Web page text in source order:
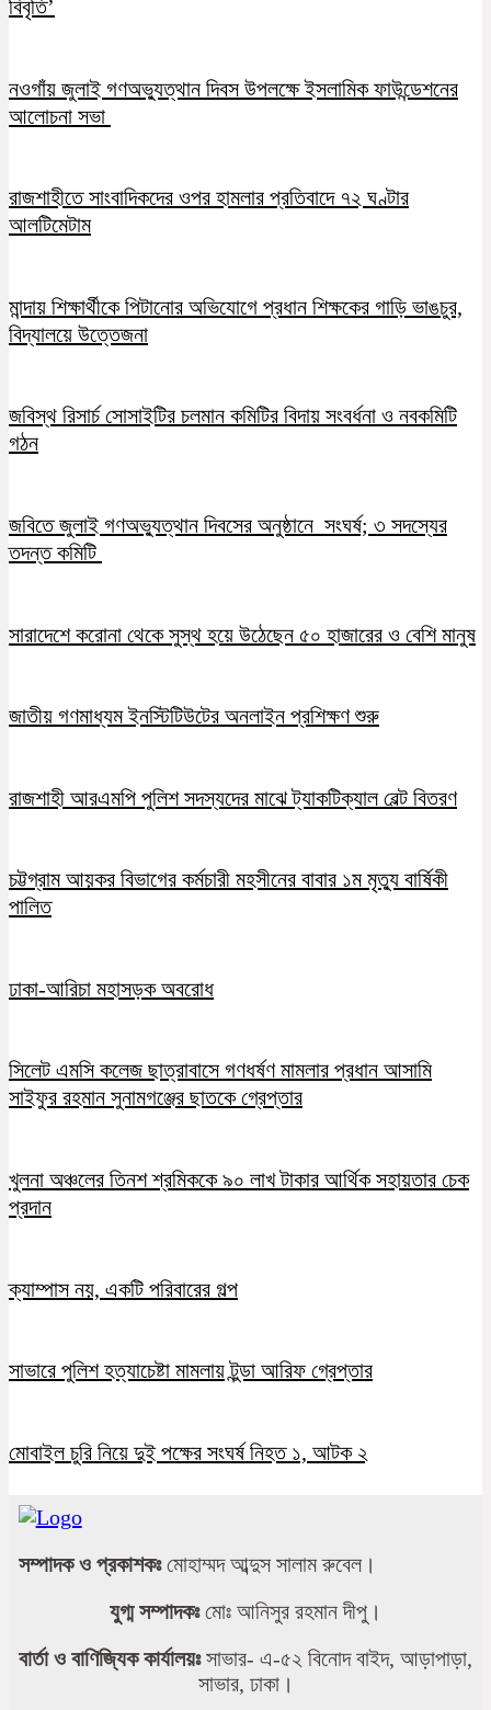
বিবৃতি’
নওগাঁয় জুলাই গণঅভ্যুত্থান দিবস উপলক্ষে ইসলামিক ফাউন্ডেশনের
আলোচনা সভা
রাজশাহীতে সাংবাদিকদের ওপর হামলার প্রতিবাদে ৭২ ঘণ্টার
আলটিমেটাম
মান্দায় শিক্ষার্থীকে পিটানোর অভিযোগে প্রধান শিক্ষকের গাড়ি ভাঙচুর,
বিদ্যালয়ে উত্তেজনা
জবিস্থ রিসার্চ সোসাইটির চলমান কমিটির বিদায় সংবর্ধনা ও নবকমিটি
গঠন
জবিতে জুলাই গণঅভ্যুত্থান দিবসের অনুষ্ঠানে সংঘর্ষ; ৩ সদস্যের
তদন্ত কমিটি
সারাদেশে করোনা থেকে সুস্থ হয়ে উঠেছেন ৫০ হাজারের ও বেশি মানুষ
জাতীয় গণমাধ্যম ইনস্টিটিউটের অনলাইন প্রশিক্ষণ শুরু
রাজশাহী আরএমপি পুলিশ সদস্যদের মাঝে ট্যাকটিক্যাল বেল্ট বিতরণ
চট্টগ্রাম আয়কর বিভাগের কর্মচারী মহসীনের বাবার ১ম মৃত্যু বার্ষিকী
পালিত
ঢাকা-আরিচা মহাসড়ক অবরোধ
সিলেট এমসি কলেজ ছাত্রাবাসে গণধর্ষণ মামলার প্রধান আসামি
সাইফুর রহমান সুনামগঞ্জের ছাতকে গ্রেপ্তার
খুলনা অঞ্চলের তিনশ শ্রমিককে ৯০ লাখ টাকার আর্থিক সহায়তার চেক
প্রদান
ক্যাম্পাস নয়, একটি পরিবারের গল্প
সাভারে পুলিশ হত্যাচেষ্টা মামলায় টুন্ডা আরিফ গ্রেপ্তার
মোবাইল চুরি নিয়ে দুই পক্ষের সংঘর্ষ নিহত ১, আটক ২
সম্পাদক ও প্রকাশকঃমোহাম্মদ আব্দুস সালাম রুবেল।
যুগ্ম সম্পাদকঃমোঃ আনিসুর রহমান দীপু।
বার্তা ও বাণিজ্যিক কার্যালয়ঃসাভার- এ-৫২ বিনোদ বাইদ, আড়াপাড়া,
সাভার, ঢাকা।